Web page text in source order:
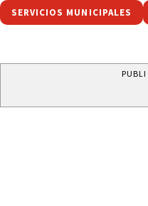
SERVICIOS MUNICIPALES